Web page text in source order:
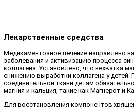
Лекарственные средства
Медикаментозное лечение направлено
заболевания и активизацию процесса
коллагена. Установлено, что нехватка
снижению выработки коллагена у детей.
соединительной ткани детям
магния и кальция, такие как Магнерот и
Для восстановления компонентов